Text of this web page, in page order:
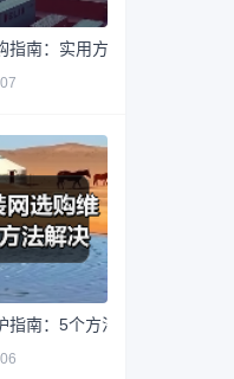
南：实用方法与维护技巧
指南：5个方法解决网购踩坑